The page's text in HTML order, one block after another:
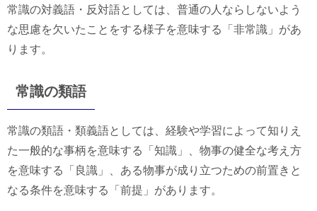
常識の対義語・反対語としては、普通の人ならしないよう
な思慮を欠いたことをする様子を意味する「非常識」があ
ります。
常識の類語
常識の類語・類義語としては、経験や学習によって知りえ
た一般的な事柄を意味する「知識」、物事の健全な考え方
を意味する「良識」、ある物事が成り立つための前置きと
なる条件を意味する「前提」があります。